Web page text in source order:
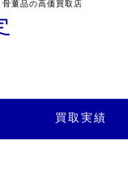
董品の高価買取店
買取実績